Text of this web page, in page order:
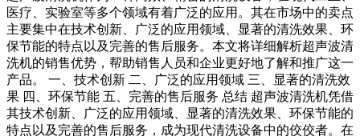
医疗、实验室等多个领域有着广泛的应用。其在市场中的卖点
主要集中在技术创新、广泛的应用领域、显著的清洗效果、环
保节能的特点以及完善的售后服务。本文将详细解析超声波清
洗机的销售优势，帮助销售人员和企业更好地了解和推广这一
产品。 一、技术创新 二、广泛的应用领域 三、显著的清洗效
果 四、环保节能 五、完善的售后服务 总结 超声波清洗机凭借
其技术创新、广泛的应用领域、显著的清洗效果、环保节能的
特点以及完善的售后服务，成为现代清洗设备中的佼佼者。在